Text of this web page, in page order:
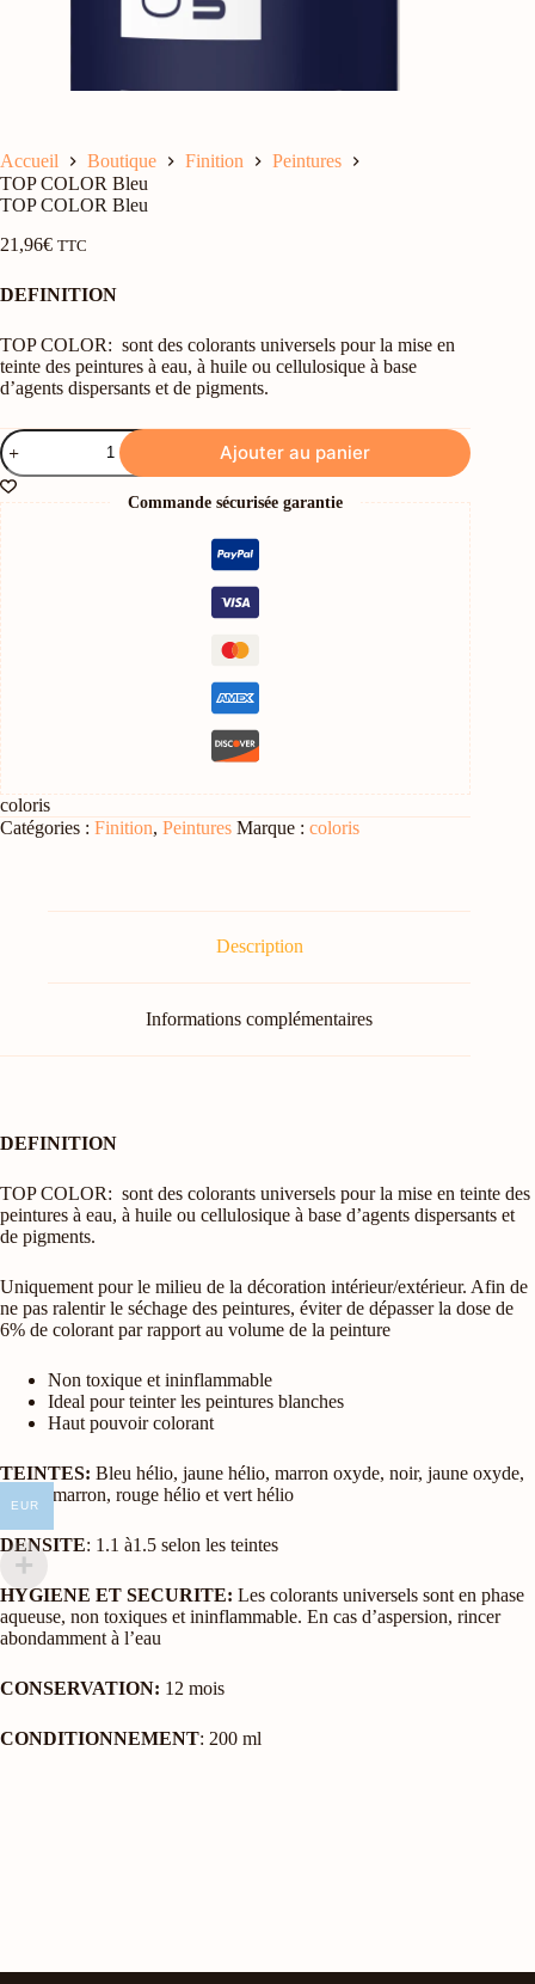
Accueil Boutique Finition
Peintures
TOP COLOR Bleu
TOP COLOR Bleu
21,96€ TTC
DEFINITION
TOP COLOR: sont des colorants universels pour la mise en
teinte des peintures à eau, à huile ou cellulosique à base
d’agents dispersants et de pigments.
quantité
de
TOP
COLOR
Bleu
Ajouter au panier
Commande sécurisée garantie
coloris
Catégories : Finition, Peintures Marque : coloris
Description
Informations complémentaires
DEFINITION
TOP COLOR: sont des colorants universels pour la mise en teinte des
peintures à eau, à huile ou cellulosique à base d’agents dispersants et
de pigments.
Uniquement pour le milieu de la décoration intérieur/extérieur. Afin de
ne pas ralentir le séchage des peintures, éviter de dépasser la dose de
6% de colorant par rapport au volume de la peinture
Non toxique et ininflammable
Ideal pour teinter les peintures blanches
Haut pouvoir colorant
TEINTES: Bleu hélio, jaune hélio, marron oxyde, noir, jaune oxyde,
rouge, marron, rouge hélio et vert hélio
DENSITE: 1.1 à1.5 selon les teintes
HYGIENE ET SECURITE: Les colorants universels sont en phase
aqueuse, non toxiques et ininflammable. En cas d’aspersion, rincer
abondamment à l’eau
CONSERVATION: 12 mois
CONDITIONNEMENT: 200 ml
EUR